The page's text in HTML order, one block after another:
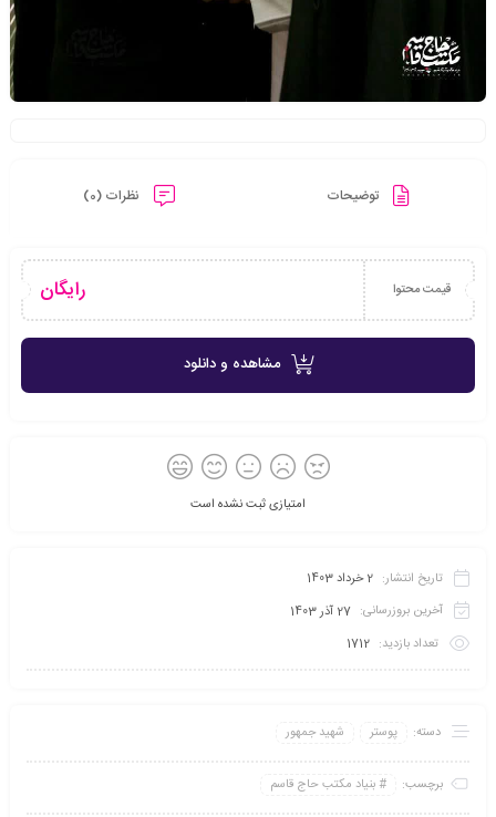
توضیحات نظرات (0)
قیمت محتوا رایگان
مشاهده و دانلود
امتیازی ثبت نشده است
تاریخ انتشار: 2 خرداد 1403
آخرین بروزرسانی: 27 آذر 1403
تعداد بازدید: 1712
دسته: پوستر شهید جمهور
برچسب: بنیاد مکتب حاج قاسم